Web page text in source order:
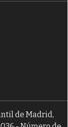
de Madrid,